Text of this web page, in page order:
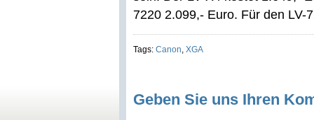
7220 2.099,- Euro. Für den LV-
Tags: Canon XGA
Geben Sie uns Ihren